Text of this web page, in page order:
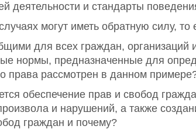
деятельности и стандарты
могут иметь обратную силу, то
для всех граждан, организаций
нормы, предназначенные для
права рассмотрен в данном
обеспечение прав и свобод
и нарушений, а также
граждан и почему?